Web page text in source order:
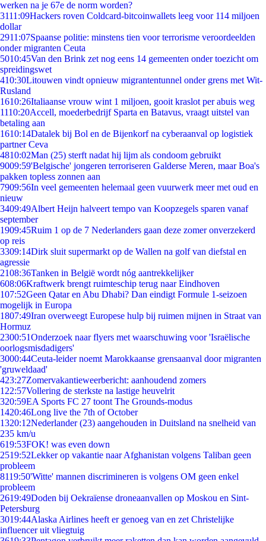
werken na je 67e de norm worden?
3111:09Hackers roven Coldcard-bitcoinwallets leeg voor 114 miljoen
dollar
2911:07Spaanse politie: minstens tien voor terrorisme veroordeelden
onder migranten Ceuta
5010:45Van den Brink zet nog eens 14 gemeenten onder toezicht om
spreidingswet
410:30Litouwen vindt opnieuw migrantentunnel onder grens met Wit-
Rusland
1610:26Italiaanse vrouw wint 1 miljoen, gooit kraslot per abuis weg
1110:20Accell, moederbedrijf Sparta en Batavus, vraagt uitstel van
betaling aan
1610:14Datalek bij Bol en de Bijenkorf na cyberaanval op logistiek
partner Ceva
4810:02Man (25) sterft nadat hij lijm als condoom gebruikt
9009:59'Belgische' jongeren terroriseren Galderse Meren, maar Boa's
pakken topless zonnen aan
7909:56In veel gemeenten helemaal geen vuurwerk meer met oud en
nieuw
3409:49Albert Heijn halveert tempo van Koopzegels sparen vanaf
september
1909:45Ruim 1 op de 7 Nederlanders gaan deze zomer onverzekerd
op reis
3309:14Dirk sluit supermarkt op de Wallen na golf van diefstal en
agressie
2108:36Tanken in België wordt nóg aantrekkelijker
608:06Kraftwerk brengt ruimteschip terug naar Eindhoven
107:52Geen Qatar en Abu Dhabi? Dan eindigt Formule 1-seizoen
mogelijk in Europa
1807:49Iran overweegt Europese hulp bij ruimen mijnen in Straat van
Hormuz
2300:51Onderzoek naar flyers met waarschuwing voor 'Israëlische
oorlogsmisdadigers'
3000:44Ceuta-leider noemt Marokkaanse grensaanval door migranten
'gruweldaad'
423:27Zomervakantieweerbericht: aanhoudend zomers
1 22:57Vollering de sterkste na lastige heuvelrit
320:59EA Sports FC 27 toont The Grounds-modus
1420:46Long live the 7th of October
1320:12Nederlander (23) aangehouden in Duitsland na snelheid van
235 km/u
619:53FOK! was even down
2519:52Lekker op vakantie naar Afghanistan volgens Taliban geen
probleem
8119:50'Witte' mannen discrimineren is volgens OM geen enkel
probleem
2619:49Doden bij Oekraïense droneaanvallen op Moskou en Sint-
Petersburg
3019:44Alaska Airlines heeft er genoeg van en zet Christelijke
influencer uit vliegtuig